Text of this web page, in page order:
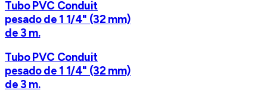
Tubo PVC Conduit
pesado de 1 1/4" (32 mm)
de 3 m.
Tubo PVC Conduit
pesado de 1 1/4" (32 mm)
de 3 m.